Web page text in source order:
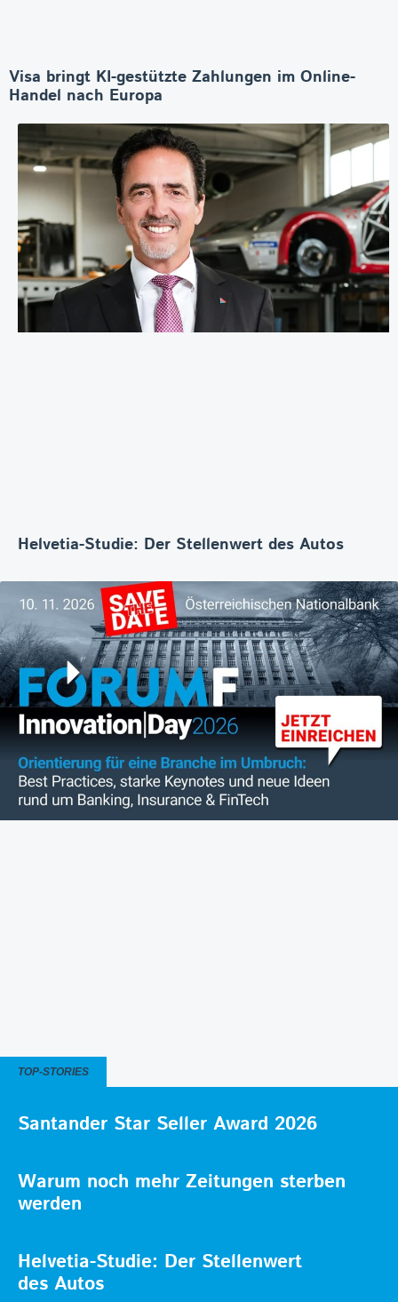
Visa bringt KI-gestützte Zahlungen im Online-
Handel nach Europa
Helvetia-Studie: Der Stellenwert des Autos
TOP-STORIES
Santander Star Seller Award 2026
Warum noch mehr Zeitungen sterben
werden
Helvetia-Studie: Der Stellenwert
des Autos